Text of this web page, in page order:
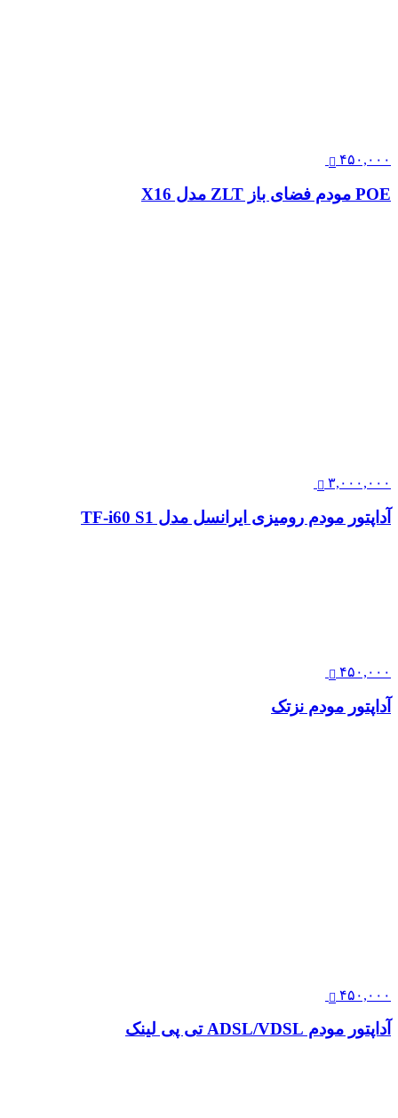
۴۵۰,۰۰۰
POE مودم فضای باز ZLT مدل X16
۳,۰۰۰,۰۰۰
آداپتور مودم رومیزی ایرانسل مدل TF-i60 S1
۴۵۰,۰۰۰
آداپتور مودم نزتک
۴۵۰,۰۰۰
آداپتور مودم ADSL/VDSL تی پی لینک